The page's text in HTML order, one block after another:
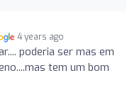
4 years ago
poderia ser mas em
tem um bom